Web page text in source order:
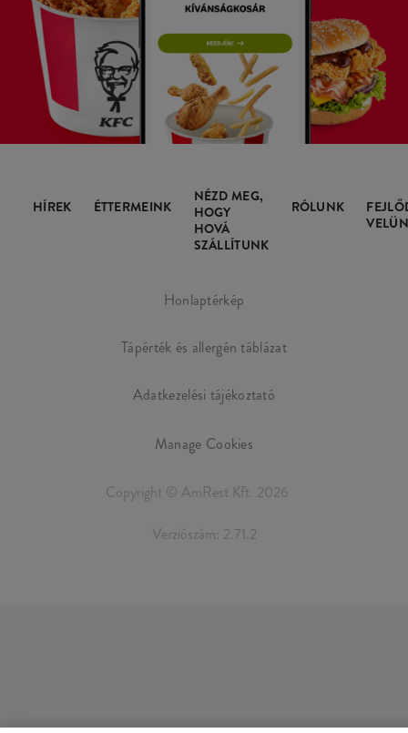
HÍREK ÉTTERMEINK
NÉZD MEG,
HOGY
HOVÁ
SZÁLLÍTUNK
RÓLUNK
Honlaptérkép
Tápérték és allergén táblázat
Adatkezelési tájékoztató
Manage Cookies
Copyright © AmRest Kft. 2026
Verziószám: 2.71.2